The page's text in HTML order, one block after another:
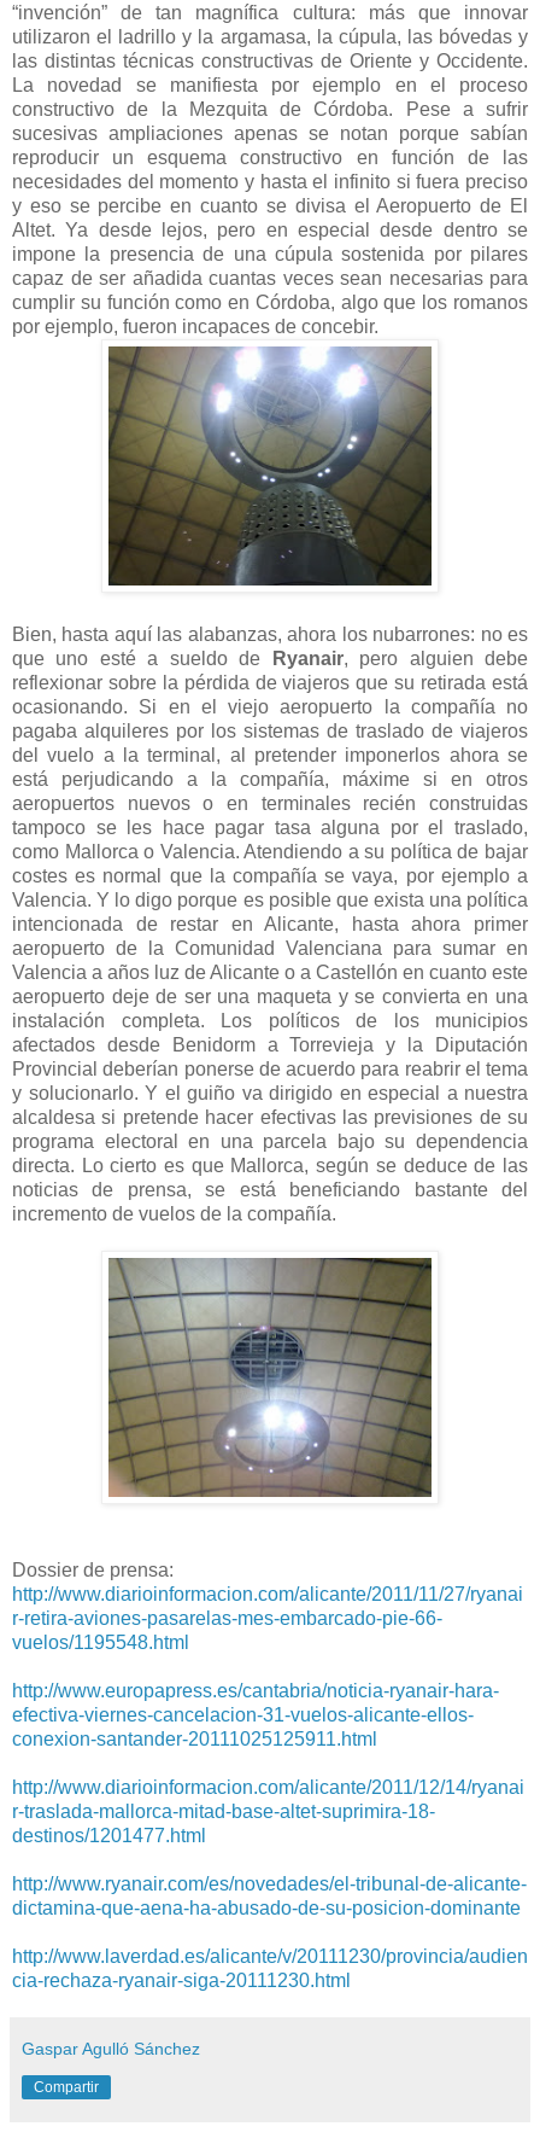
“invención” de tan magnífica cultura: más que innovar
utilizaron el ladrillo y la argamasa, la cúpula, las bóvedas y
las distintas técnicas constructivas de Oriente y Occidente.
La novedad se manifiesta por ejemplo en el proceso
constructivo de la Mezquita de Córdoba. Pese a sufrir
sucesivas ampliaciones apenas se notan porque sabían
reproducir un esquema constructivo en función de las
necesidades del momento y hasta el infinito si fuera preciso
y eso se percibe en cuanto se divisa el Aeropuerto de El
Altet. Ya desde lejos, pero en especial desde dentro se
impone la presencia de una cúpula sostenida por pilares
capaz de ser añadida cuantas veces sean necesarias para
cumplir su función como en Córdoba, algo que los romanos
por ejemplo, fueron incapaces de concebir.
Bien, hasta aquí las alabanzas, ahora los nubarrones: no es
que uno esté a sueldo de
Ryanair, pero alguien debe
reflexionar sobre la pérdida de viajeros que su retirada está
ocasionando. Si en el viejo aeropuerto la compañía no
pagaba alquileres por los sistemas de traslado de viajeros
del vuelo a la terminal, al pretender imponerlos ahora se
está perjudicando a la compañía, máxime si en otros
aeropuertos nuevos o en terminales recién construidas
tampoco se les hace pagar tasa alguna por el traslado,
como Mallorca o Valencia. Atendiendo a su política de bajar
costes es normal que la compañía se vaya, por ejemplo a
Valencia. Y lo digo porque es posible que exista una política
intencionada de restar en Alicante, hasta ahora primer
aeropuerto de la Comunidad Valenciana para sumar en
Valencia a años luz de Alicante o a Castellón en cuanto este
aeropuerto deje de ser una maqueta y se convierta en una
instalación completa. Los políticos de los municipios
afectados desde Benidorm a Torrevieja y la Diputación
Provincial deberían ponerse de acuerdo para reabrir el tema
y solucionarlo. Y el guiño va dirigido en especial a nuestra
alcaldesa si pretende hacer efectivas las previsiones de su
programa electoral en una parcela bajo su dependencia
directa. Lo cierto es que Mallorca, según se deduce de las
noticias de prensa, se está beneficiando bastante del
incremento de vuelos de la compañía.
Dossier de prensa:
http://www.diarioinformacion.com/alicante/2011/11/27/ryanai
r-retira-aviones-pasarelas-mes-embarcado-pie-66-
vuelos/1195548.html
http://www.europapress.es/cantabria/noticia-ryanair-hara-
efectiva-viernes-cancelacion-31-vuelos-alicante-ellos-
conexion-santander-20111025125911.html
http://www.diarioinformacion.com/alicante/2011/12/14/ryanai
r-traslada-mallorca-mitad-base-altet-suprimira-18-
destinos/1201477.html
http://www.ryanair.com/es/novedades/el-tribunal-de-alicante-
dictamina-que-aena-ha-abusado-de-su-posicion-dominante
http://www.laverdad.es/alicante/v/20111230/provincia/audien
cia-rechaza-ryanair-siga-20111230.html
Gaspar Agulló Sánchez
Compartir